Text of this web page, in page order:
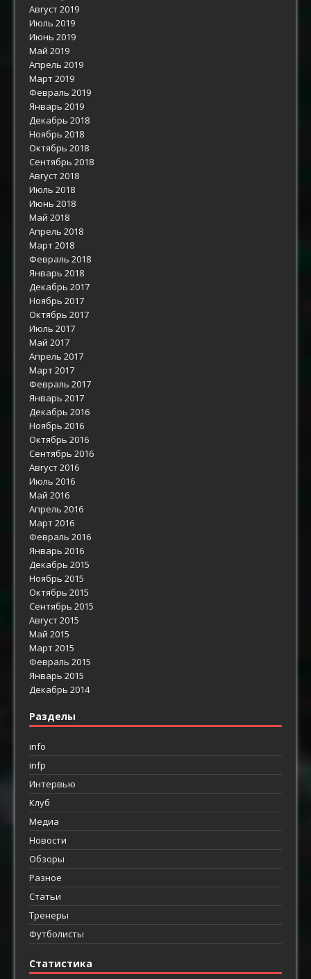
Август 2019
Июль 2019
Июнь 2019
Май 2019
Апрель 2019
Март 2019
Февраль 2019
Январь 2019
Декабрь 2018
Ноябрь 2018
Октябрь 2018
Сентябрь 2018
Август 2018
Июль 2018
Июнь 2018
Май 2018
Апрель 2018
Март 2018
Февраль 2018
Январь 2018
Декабрь 2017
Ноябрь 2017
Октябрь 2017
Июль 2017
Май 2017
Апрель 2017
Март 2017
Февраль 2017
Январь 2017
Декабрь 2016
Ноябрь 2016
Октябрь 2016
Сентябрь 2016
Август 2016
Июль 2016
Май 2016
Апрель 2016
Март 2016
Февраль 2016
Январь 2016
Декабрь 2015
Ноябрь 2015
Октябрь 2015
Сентябрь 2015
Август 2015
Май 2015
Март 2015
Февраль 2015
Январь 2015
Декабрь 2014
Разделы
info
infp
Интервью
Клуб
Медиа
Новости
Обзоры
Разное
Статьи
Тренеры
Футболисты
Статистика